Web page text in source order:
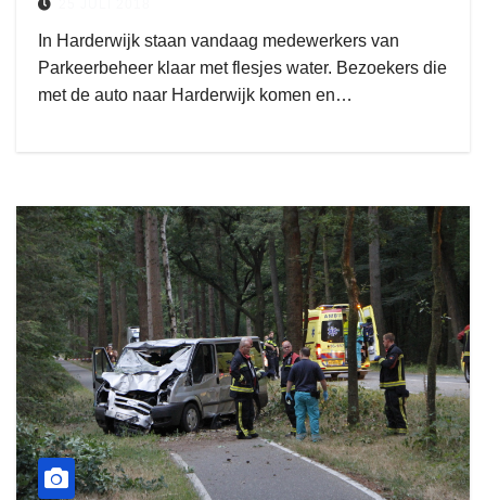
In Harderwijk staan vandaag medewerkers van
Parkeerbeheer klaar met flesjes water. Bezoekers die
met de auto naar Harderwijk komen en…